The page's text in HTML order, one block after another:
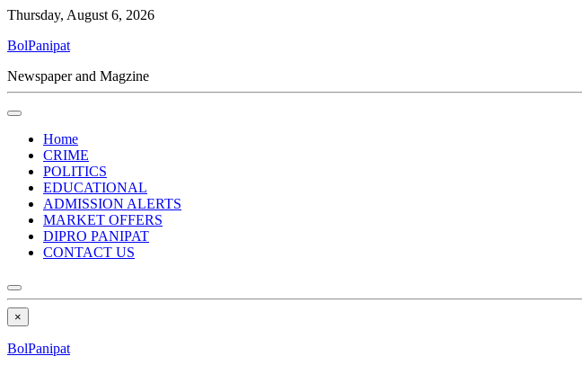
Thursday, August 6, 2026
BolPanipat
Newspaper and Magzine
Home
CRIME
POLITICS
EDUCATIONAL
ADMISSION ALERTS
MARKET OFFERS
DIPRO PANIPAT
CONTACT US
×
BolPanipat